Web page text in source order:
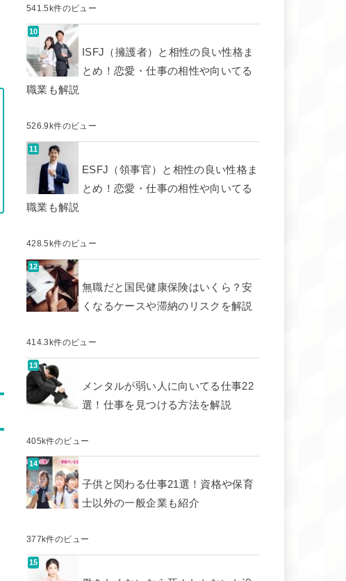
541.5k件のビュー
ISFJ（擁護者）と相性の良い性格ま
とめ！恋愛・仕事の相性や向いてる
職業も解説
526.9k件のビュー
ESFJ（領事官）と相性の良い性格ま
とめ！恋愛・仕事の相性や向いてる
職業も解説
428.5k件のビュー
無職だと国民健康保険はいくら？安
くなるケースや滞納のリスクを解説
414.3k件のビュー
メンタルが弱い人に向いてる仕事22
選！仕事を見つける方法を解説
405k件のビュー
子供と関わる仕事21選！資格や保育
士以外の一般企業も紹介
377k件のビュー